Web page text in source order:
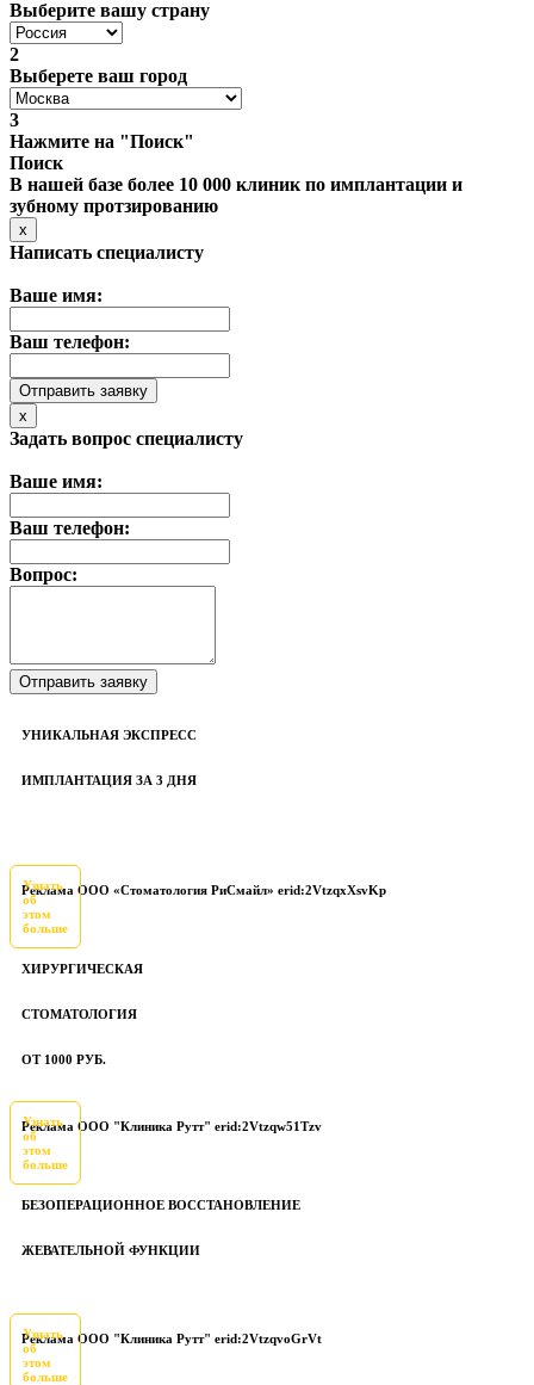
Выберите вашу страну
2
Выберете ваш город
3
Нажмите на "Поиск"
Поиск
В нашей базе более 10 000 клиник по имплантации и
зубному протзированию
x
Написать специалисту
Ваше имя:
Ваш телефон:
x
Задать вопрос специалисту
Ваше имя:
Ваш телефон:
Вопрос:
УНИКАЛЬНАЯ ЭКСПРЕСС
ИМПЛАНТАЦИЯ ЗА 3 ДНЯ
Реклама ООО «Стоматология РиСмайл» erid:2VtzqxXsvKp
Узнать
об
этом
больше
ХИРУРГИЧЕСКАЯ
СТОМАТОЛОГИЯ
ОТ 1000 РУБ.
Реклама ООО "Клиника Рутт" erid:2Vtzqw51Tzv
Узнать
об
этом
больше
БЕЗОПЕРАЦИОННОЕ ВОССТАНОВЛЕНИЕ
ЖЕВАТЕЛЬНОЙ ФУНКЦИИ
Реклама ООО "Клиника Рутт" erid:2VtzqvoGrVt
Узнать
об
этом
больше